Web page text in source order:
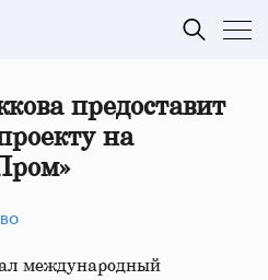
предоставит
на
международный